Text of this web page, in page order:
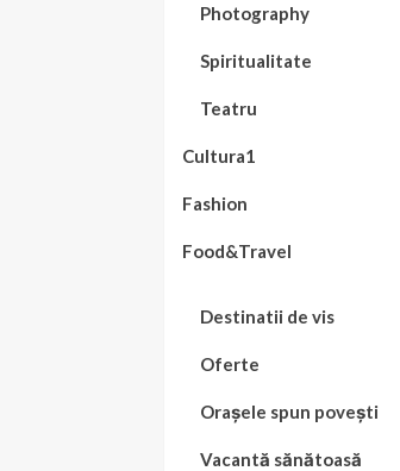
Photography
Spiritualitate
Teatru
Cultura1
Fashion
Food&Travel
Destinatii de vis
Oferte
Orașele spun povești
Vacantă sănătoasă